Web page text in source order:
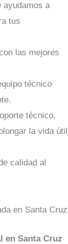
ayudamos a
tus
las mejores
técnico
técnico,
la vida útil
calidad al
en Santa Cruz
en Santa Cruz